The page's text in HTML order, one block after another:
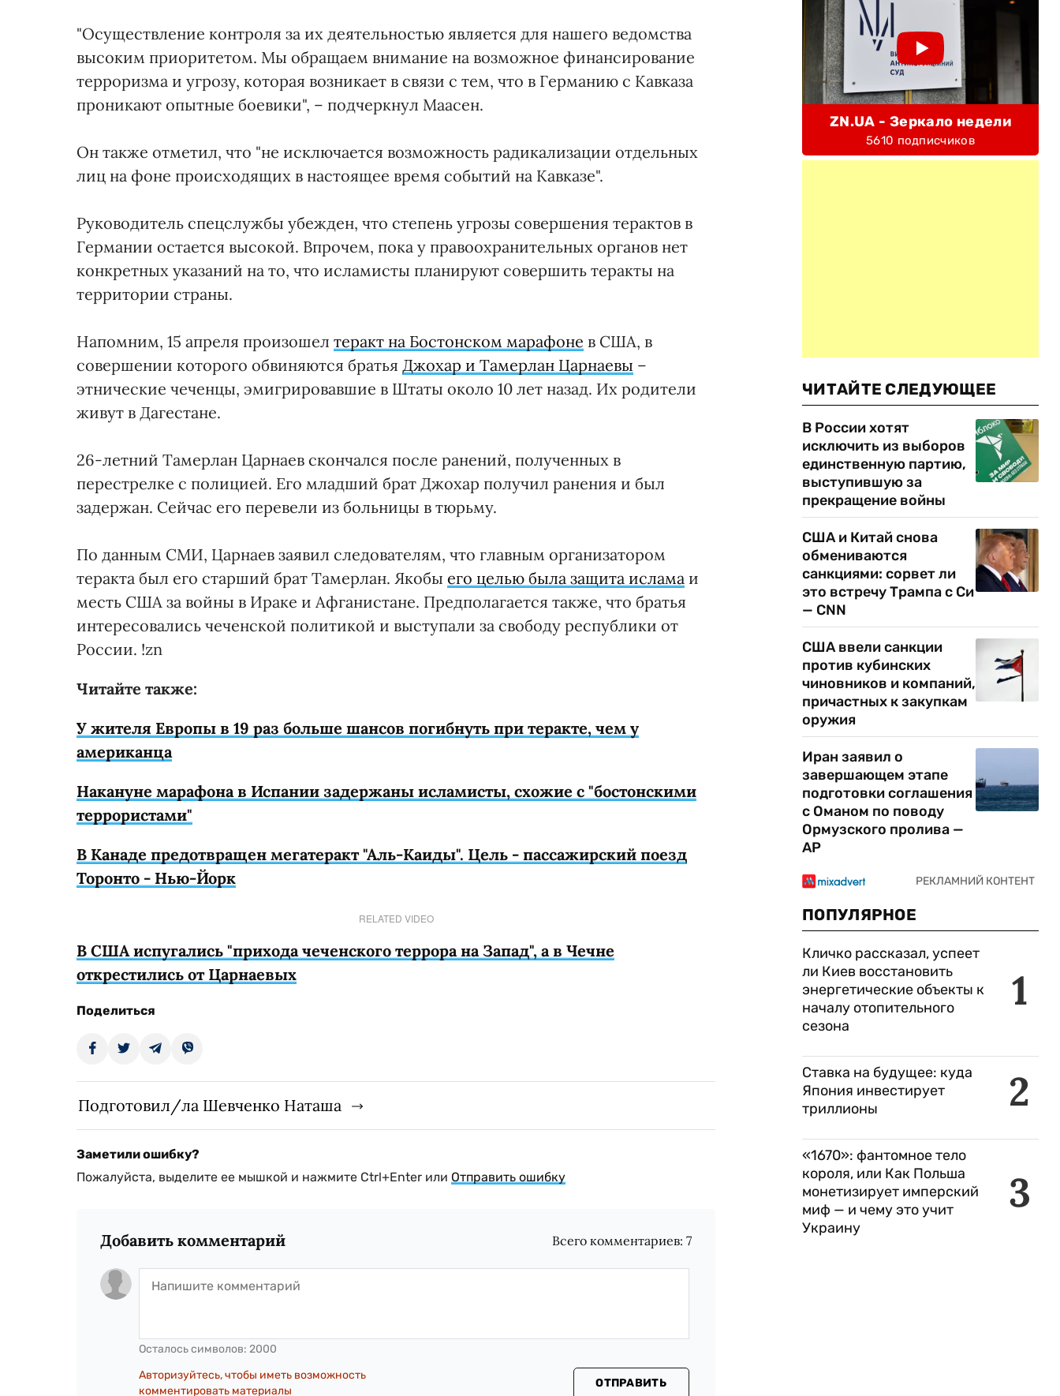
"Осуществление контроля за их деятельностью является для нашего ведомства
высоким приоритетом. Мы обращаем внимание на возможное финансирование
терроризма и угрозу, которая возникает в связи с тем, что в Германию с Кавказа
проникают опытные боевики", – подчеркнул Маасен.
Он также отметил, что "не исключается возможность радикализации отдельных
лиц на фоне происходящих в настоящее время событий на Кавказе".
Руководитель спецслужбы убежден, что степень угрозы совершения терактов в
Германии остается высокой. Впрочем, пока у правоохранительных органов нет
конкретных указаний на то, что исламисты планируют совершить теракты на
территории страны.
Напомним, 15 апреля произошел теракт на Бостонском марафоне в США, в
совершении которого обвиняются братья Джохар и Тамерлан Царнаевы –
этнические чеченцы, эмигрировавшие в Штаты около 10 лет назад. Их родители
живут в Дагестане.
26-летний Тамерлан Царнаев скончался после ранений, полученных в
перестрелке с полицией. Его младший брат Джохар получил ранения и был
задержан. Сейчас его перевели из больницы в тюрьму.
По данным СМИ, Царнаев заявил следователям, что главным организатором
теракта был его старший брат Тамерлан. Якобы его целью была защита ислама и
месть США за войны в Ираке и Афганистане. Предполагается также, что братья
интересовались чеченской политикой и выступали за свободу республики от
России. !zn
Читайте также:
У жителя Европы в 19 раз больше шансов погибнуть при теракте, чем у
американца
Накануне марафона в Испании задержаны исламисты, схожие с "бостонскими
террористами"
В Канаде предотвращен мегатеракт "Аль-Каиды". Цель - пассажирский поезд
Торонто - Нью-Йорк
RELATED VIDEO
В США испугались "прихода чеченского террора на Запад", а в Чечне
открестились от Царнаевых
Поделиться
Подготовил/ла Шевченко Наташа
Заметили ошибку?
Пожалуйста, выделите ее мышкой и нажмите Ctrl+Enter или Отправить ошибку
Добавить комментарий Всего комментариев:7
Осталось символов: 2000
Авторизуйтесь, чтобы иметь возможность
комментировать материалы
ОТПРАВИТЬ
ZN.UA - Зеркало недели
5610 подписчиков
ЧИТАЙТЕ СЛЕДУЮЩЕЕ
В России хотят
исключить из выборов
единственную партию,
выступившую за
прекращение войны
США и Китай снова
обмениваются
санкциями: сорвет ли
это встречу Трампа с Си
— CNN
США ввели санкции
против кубинских
чиновников и компаний,
причастных к закупкам
оружия
Иран заявил о
завершающем этапе
подготовки соглашения
с Оманом по поводу
Ормузского пролива —
AP
ПОПУЛЯРНОЕ
1
Кличко рассказал, успеет
ли Киев восстановить
энергетические объекты к
началу отопительного
сезона
2
Ставка на будущее: куда
Япония инвестирует
триллионы
3
«1670»: фантомное тело
короля, или Как Польша
монетизирует имперский
миф — и чему это учит
Украину